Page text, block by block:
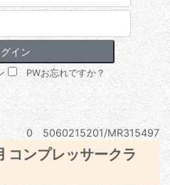
PWお忘れですか？
0 5060215201/MR315497
コンプレッサークラ